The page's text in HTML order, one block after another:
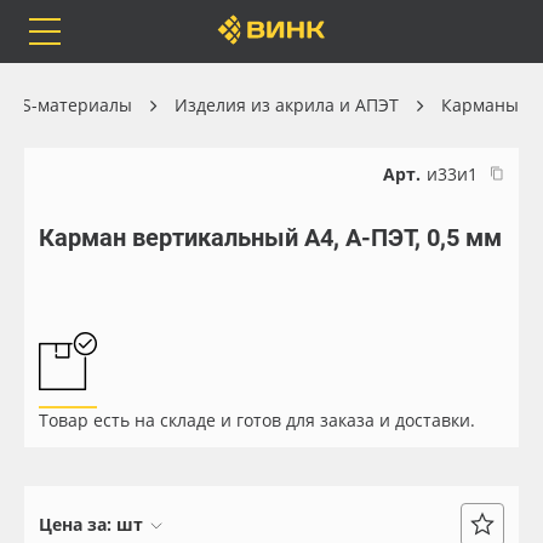
Каталог
Бренды
Доставка
Весь каталог
Самоклеящиеся плёнки
Листовые материалы
материалы Изделия из акрила и АПЭТ Карманы
Арт. и33и1
Карман вертикальный А4, А-ПЭТ, 0,5 мм
Товар есть на складе и готов для заказа и доставки.
Цена за: шт